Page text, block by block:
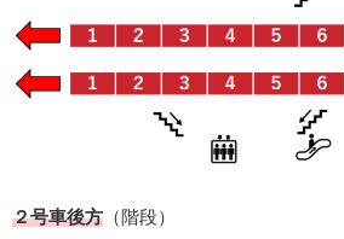
２号車後方 （階段）